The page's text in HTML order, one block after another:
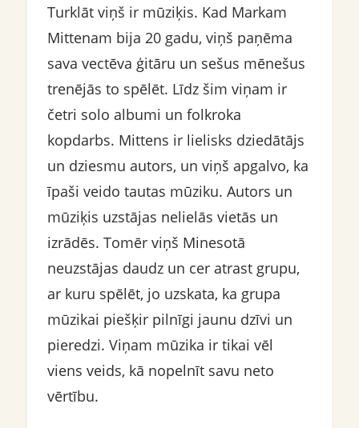
Turklāt viņš ir mūziķis. Kad Markam
Mittenam bija 20 gadu, viņš paņēma
sava vectēva ģitāru un sešus mēnešus
trenējās to spēlēt. Līdz šim viņam ir
četri solo albumi un folkroka
kopdarbs. Mittens ir lielisks dziedātājs
un dziesmu autors, un viņš apgalvo, ka
īpaši veido tautas mūziku. Autors un
mūziķis uzstājas nelielās vietās un
izrādēs. Tomēr viņš Minesotā
neuzstājas daudz un cer atrast grupu,
ar kuru spēlēt, jo uzskata, ka grupa
mūzikai piešķir pilnīgi jaunu dzīvi un
pieredzi. Viņam mūzika ir tikai vēl
viens veids, kā nopelnīt savu neto
vērtību.